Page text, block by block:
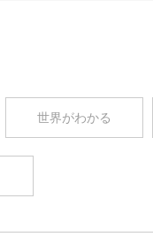
世界がわかる